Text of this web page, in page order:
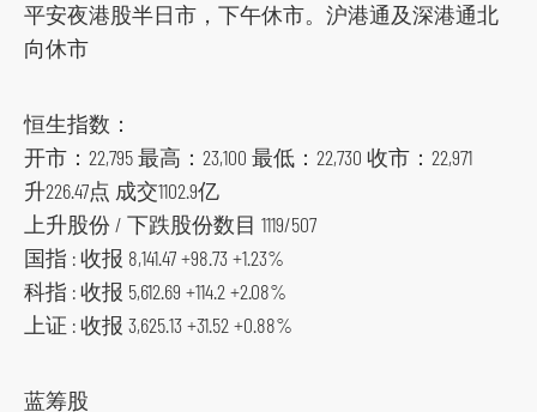
o
平安夜港股半日市，下午休市。沪港通及深港通北
向休市
恒生指数：
开市：22,795 最高：23,100 最低：22,730 收市：22,971
升226.47点 成交1102.9亿
上升股份 / 下跌股份数目 1119/507
国指 : 收报 8,141.47 +98.73 +1.23%
科指 : 收报 5,612.69 +114.2 +2.08%
上证 : 收报 3,625.13 +31.52 +0.88%
蓝筹股